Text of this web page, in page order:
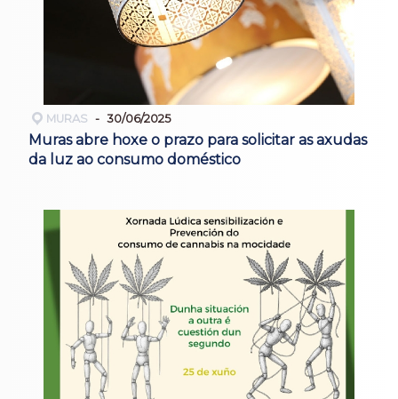
MURAS 30/06/2025
Muras abre hoxe o prazo para solicitar as axudas
da luz ao consumo doméstico